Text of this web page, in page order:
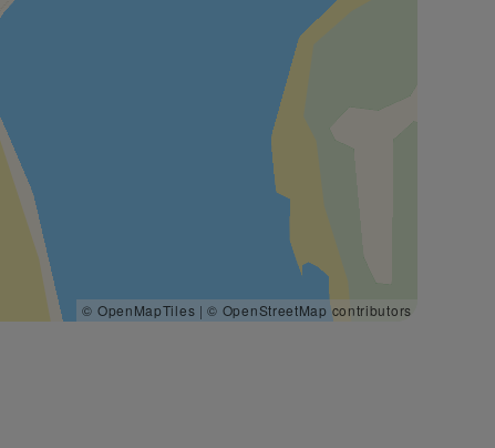
© OpenMapTiles |© OpenStreetMap contributors